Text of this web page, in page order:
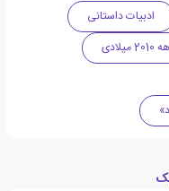
ادبیات داستانی
میلادی